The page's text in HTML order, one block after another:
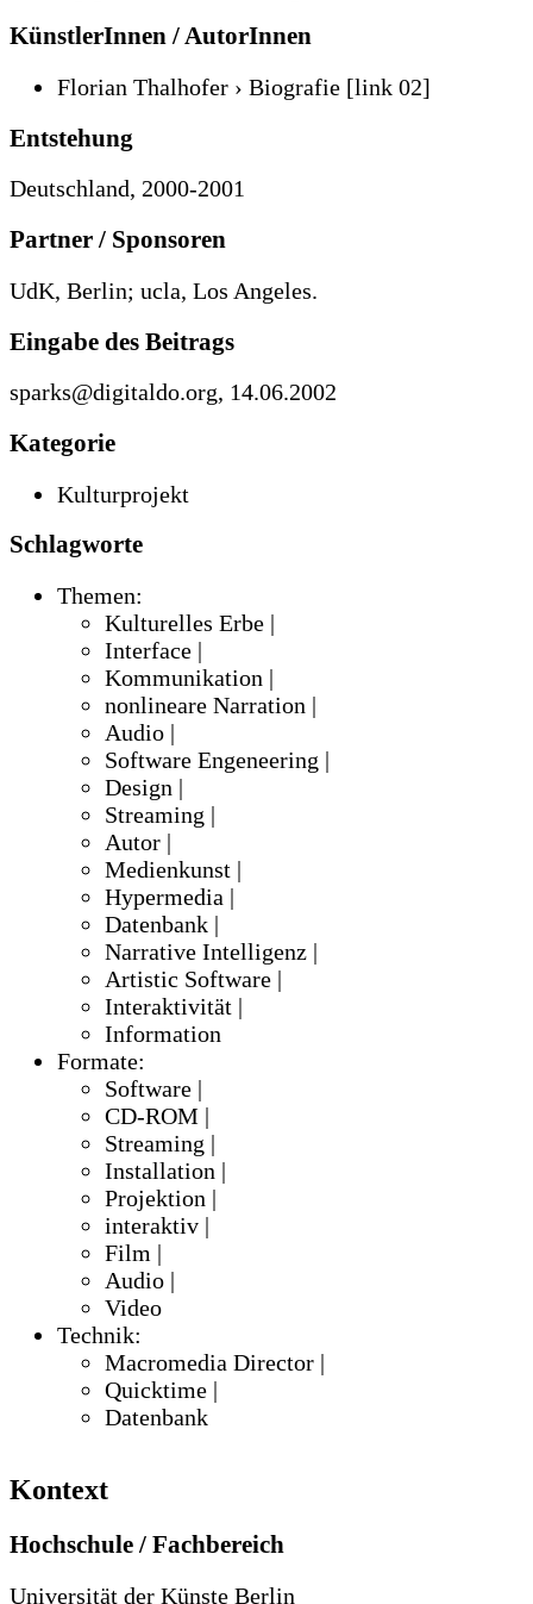
KünstlerInnen / AutorInnen
Florian Thalhofer › Biografie [link 02]
Entstehung
Deutschland, 2000-2001
Partner / Sponsoren
UdK, Berlin; ucla, Los Angeles.
Eingabe des Beitrags
sparks@digitaldo.org, 14.06.2002
Kategorie
Kulturprojekt
Schlagworte
Themen:
Kulturelles Erbe |
Interface |
Kommunikation |
nonlineare Narration |
Audio |
Software Engeneering |
Design |
Streaming |
Autor |
Medienkunst |
Hypermedia |
Datenbank |
Narrative Intelligenz |
Artistic Software |
Interaktivität |
Information
Formate:
Software |
CD-ROM |
Streaming |
Installation |
Projektion |
interaktiv |
Film |
Audio |
Video
Technik:
Macromedia Director |
Quicktime |
Datenbank
Kontext
Hochschule / Fachbereich
Universität der Künste Berlin